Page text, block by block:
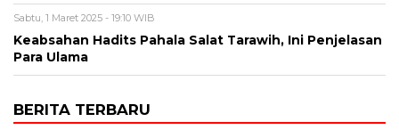
Sabtu, 1 Maret 2025 - 19:10 WIB
Keabsahan Hadits Pahala Salat Tarawih, Ini Penjelasan
Para Ulama
BERITA TERBARU